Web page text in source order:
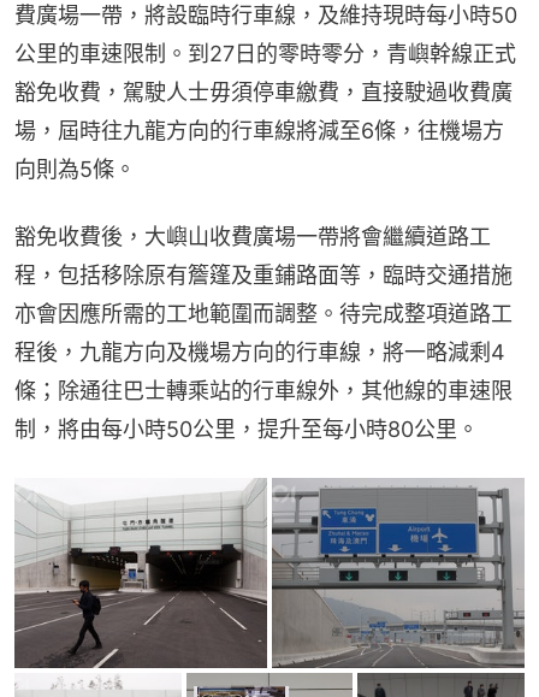
費廣場一帶，將設臨時行車線，及維持現時每小時50
公里的車速限制。到27日的零時零分，青嶼幹線正式
豁免收費，駕駛人士毋須停車繳費，直接駛過收費廣
場，屆時往九龍方向的行車線將減至6條，往機場方
向則為5條。
豁免收費後，大嶼山收費廣場一帶將會繼續道路工
程，包括移除原有簷篷及重鋪路面等，臨時交通措施
亦會因應所需的工地範圍而調整。待完成整項道路工
程後，九龍方向及機場方向的行車線，將一略減剩4
條；除通往巴士轉乘站的行車線外，其他線的車速限
制，將由每小時50公里，提升至每小時80公里。